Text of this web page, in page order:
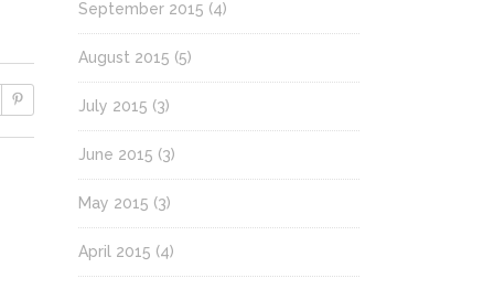
September 2015 (4)
August 2015 (5)
July 2015 (3)
June 2015 (3)
May 2015 (3)
April 2015 (4)